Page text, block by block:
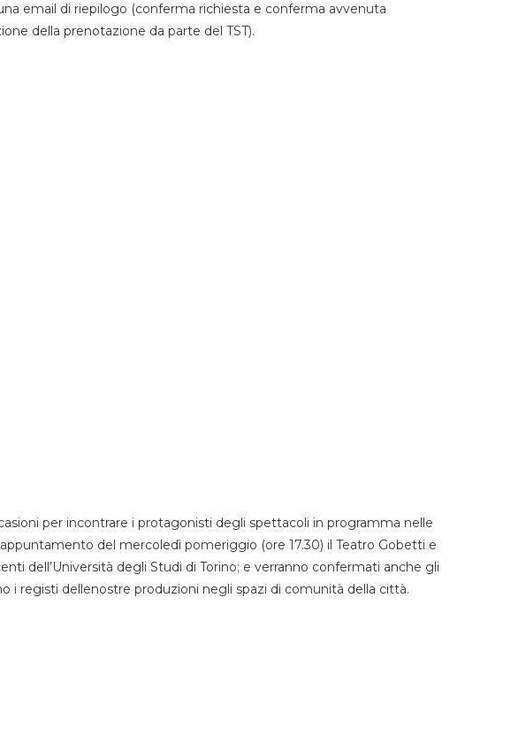
email di riepilogo (conferma richiesta e conferma avvenuta
della prenotazione da parte del TST).
per incontrare i protagonisti degli spettacoli in programma nelle
del mercoledì pomeriggio (ore 17.30) il Teatro Gobetti e
dell’Università degli Studi di Torino; e verranno confermati anche gli
i registi dellenostre produzioni negli spazi di comunità della città.